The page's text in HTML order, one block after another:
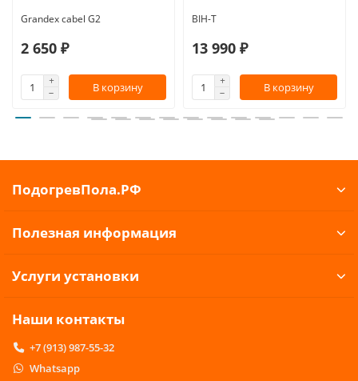
Grandex cabel G2
2 650 ₽
В корзину
BIH-T
13 990 ₽
В корзину
ПодогревПола.РФ
Полезная информация
Услуги установки
Наши контакты
+7 (913) 987-55-32
Whatsapp